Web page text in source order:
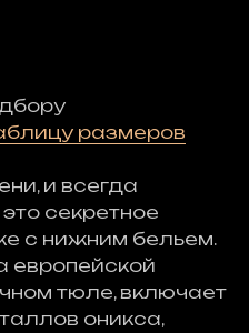
размеров
и всегда
секретное
с нижним бельем.
европейской
тюле, включает
оникса,